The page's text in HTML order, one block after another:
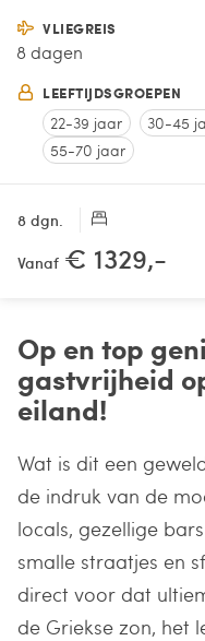
VLIEGREIS
8 dagen
LEEFTIJDSGROEPEN
22-39 jaar 30-45
55-70 jaar
8 dgn.
Vanaf € 1329,-
Op en top
gastvrijheid
eiland!
Wat is dit een
de indruk van de
locals, gezellige
smalle straatjes en
direct voor dat
de Griekse zon, het